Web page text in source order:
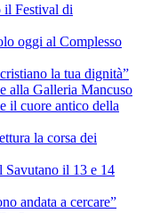
il Festival di
oggi al Complesso
la tua dignità”
Galleria Mancuso
il cuore antico della
la corsa dei
il 13 e 14
andata a cercare”